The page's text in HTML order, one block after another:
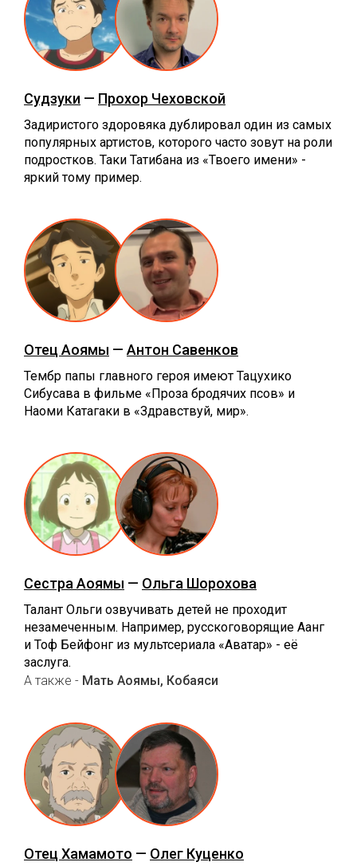
Судзуки — Прохор Чеховской
Задиристого здоровяка дублировал один из самых
популярных артистов, которого часто зовут на роли
подростков. Таки Татибана из «Твоего имени» -
яркий тому пример.
Отец Аоямы — Антон Савенков
Тембр папы главного героя имеют Тацухико
Сибусава в фильме «Проза бродячих псов» и
Наоми Катагаки в «Здравствуй, мир».
Сестра Аоямы — Ольга Шорохова
Талант Ольги озвучивать детей не проходит
незамеченным. Например, русскоговорящие Аанг
и Тоф Бейфонг из мультсериала «Аватар» - её
заслуга.
А также - Мать Аоямы, Кобаяси
Отец Хамамото — Олег Куценко